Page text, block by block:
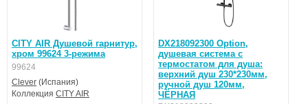
CITY AIR Душевой гарнитур,
хром 99624 3-режима
99624
Clever (Испания)
Коллекция CITY AIR
DX218092300 Option,
душевая система с
термостатом для душа:
верхний душ 230*230мм,
ручной душ 120мм,
ЧЁРНАЯ